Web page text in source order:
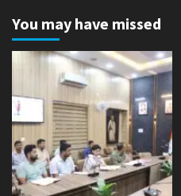
You may have missed